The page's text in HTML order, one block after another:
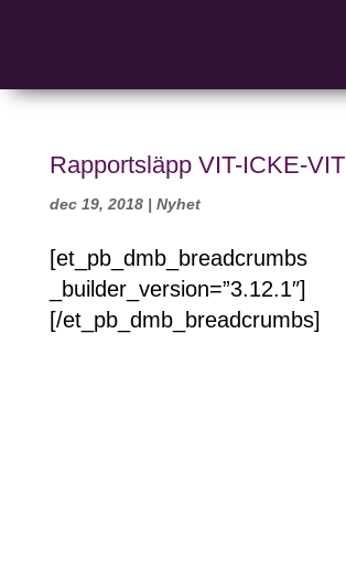
Rapportsläpp VIT-ICKE-VIT
dec 19, 2018| Nyhet
[et_pb_dmb_breadcrumbs
_builder_version=”3.12.1″]
[/et_pb_dmb_breadcrumbs]